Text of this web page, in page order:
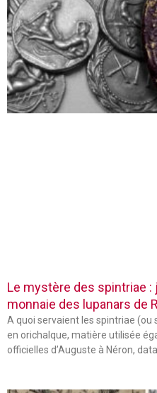
Le mystère des spintriae
monnaie des lupanars de
A quoi servaient les spintriae (ou
en orichalque, matière utilisée
officielles d’Auguste à Néron,